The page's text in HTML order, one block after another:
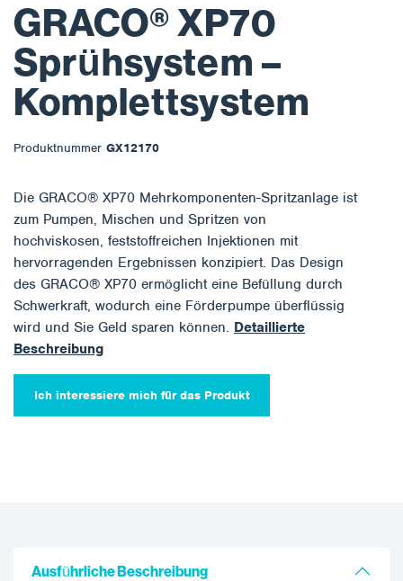
GRACO® XP70
Sprühsystem –
Komplettsystem
Produktnummer GX12170
Die GRACO® XP70 Mehrkomponenten-Spritzanlage ist
zum Pumpen, Mischen und Spritzen von
hochviskosen, feststoffreichen Injektionen mit
hervorragenden Ergebnissen konzipiert. Das Design
des GRACO® XP70 ermöglicht eine Befüllung durch
Schwerkraft, wodurch eine Förderpumpe überflüssig
wird und Sie Geld sparen können. Detaillierte
Beschreibung
Ich interessiere mich für das Produkt
Ausführliche Beschreibung